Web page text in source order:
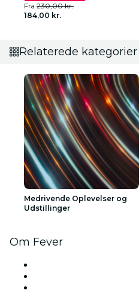
Fra 230,00 kr.
184,00 kr.
Relaterede kategorier
Medrivende Oplevelser og
Udstillinger
Om Fever